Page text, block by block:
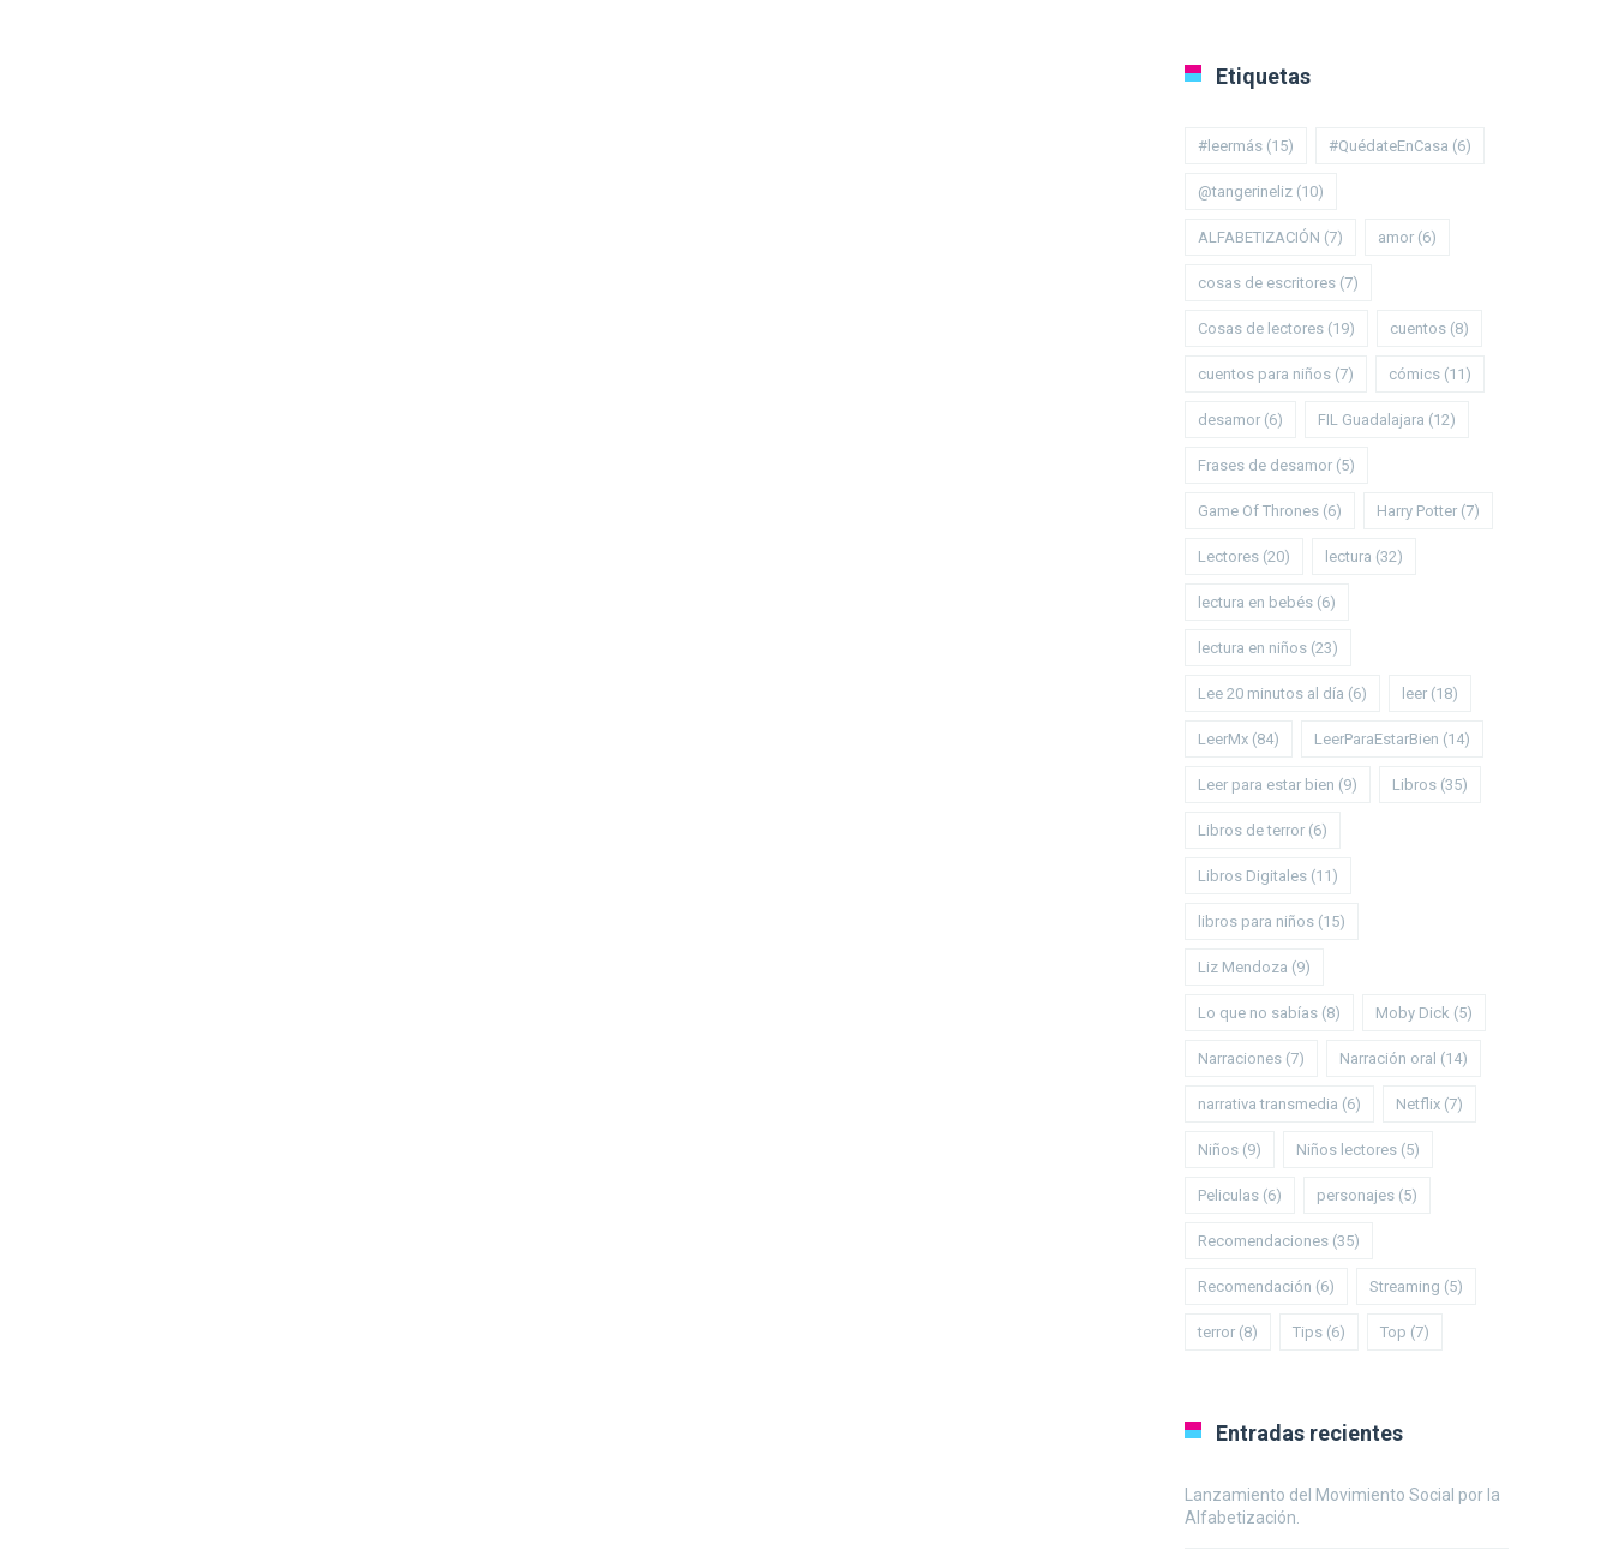
Etiquetas
#leermás (15) #QuédateEnCasa (6)
@tangerineliz (10)
ALFABETIZACIÓN (7) amor (6)
cosas de escritores (7)
Cosas de lectores (19) cuentos (8)
cuentos para niños (7) cómics (11)
desamor (6) FIL Guadalajara (12)
Frases de desamor (5)
Game Of Thrones (6) Harry Potter (7)
Lectores (20) lectura (32)
lectura en bebés (6)
lectura en niños (23)
Lee 20 minutos al día (6) leer (18)
LeerMx (84) LeerParaEstarBien (14)
Leer para estar bien (9) Libros (35)
Libros de terror (6)
Libros Digitales (11)
libros para niños (15)
Liz Mendoza (9)
Lo que no sabías (8) Moby Dick (5)
Narraciones (7) Narración oral (14)
narrativa transmedia (6) Netflix (7)
Niños (9) Niños lectores (5)
Peliculas (6) personajes (5)
Recomendaciones (35)
Recomendación (6) Streaming (5)
terror (8) Tips (6) Top (7)
Entradas recientes
Lanzamiento del Movimiento Social por la
Alfabetización.